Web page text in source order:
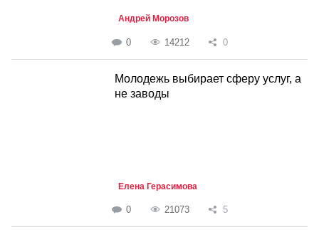
Андрей Морозов
0 14212 0
Молодежь выбирает сферу услуг, а
не заводы
Елена Герасимова
0 21073 5